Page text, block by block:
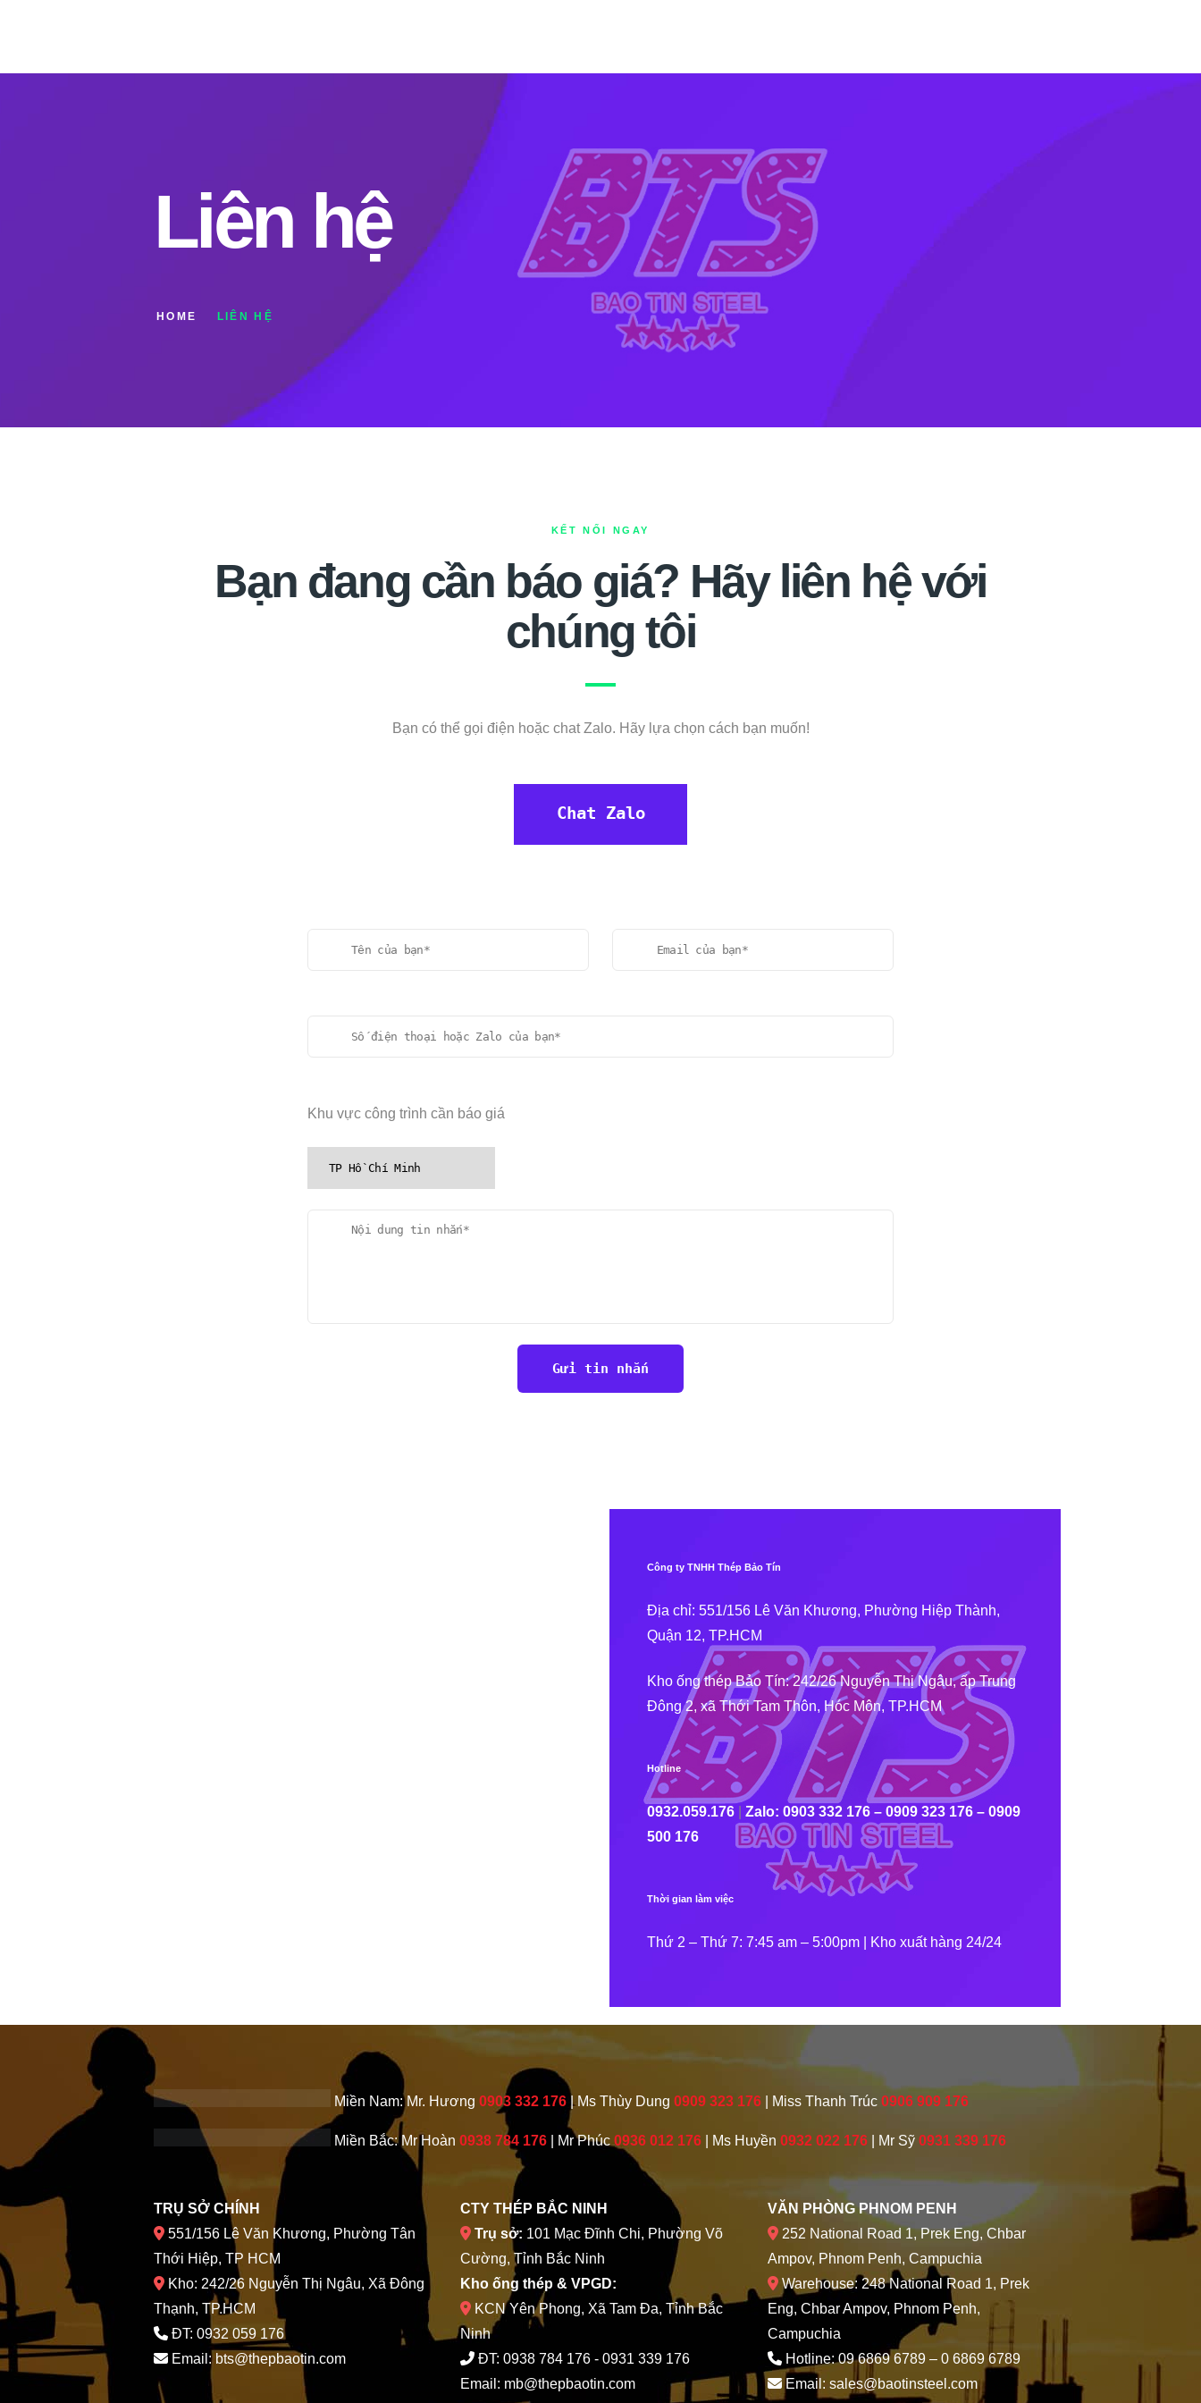
Liên hệ
HOME LIÊN HỆ
GIỚI THIỆU
ỐNG THÉP HÀN
ỐNG THÉP ĐÚC
THÉP HỘP
TIN TỨC
KẾT NỐI NGAY
Bạn đang cần báo giá? Hãy liên hệ với
chúng tôi
Bạn có thể gọi điện hoặc chat Zalo. Hãy lựa chọn cách bạn muốn!
Chat Zalo
Khu vực công trình cần báo giá
Công ty TNHH Thép Bảo Tín
Địa chỉ: 551/156 Lê Văn Khương, Phường Hiệp Thành,
Quận 12, TP.HCM
Kho ống thép Bảo Tín: 242/26 Nguyễn Thị Ngâu, ấp Trung
Đông 2, xã Thới Tam Thôn, Hóc Môn, TP.HCM
Hotline
0932.059.176 |Zalo: 0903 332 176 – 0909 323 176 – 0909
500 176
Thời gian làm việc
Thứ 2 – Thứ 7: 7:45 am – 5:00pm | Kho xuất hàng 24/24
Miền Nam: Mr. Hương 0903 332 176 | Ms Thùy Dung 0909 323 176 | Miss Thanh Trúc 0906 909 176
Miền Bắc: Mr Hoàn 0938 784 176| Mr Phúc0936 012 176 | Ms Huyền0932 022 176| Mr Sỹ0931 339 176